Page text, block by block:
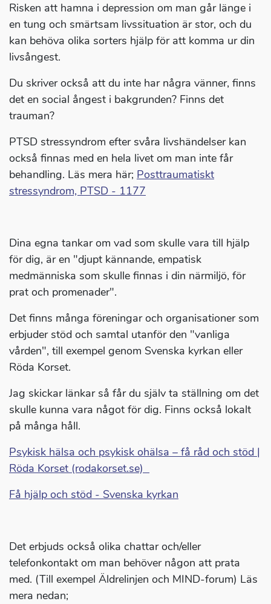
Risken att hamna i depression om man går länge i
en tung och smärtsam livssituation är stor, och du
kan behöva olika sorters hjälp för att komma ur din
livsångest.
Du skriver också att du inte har några vänner, finns
det en social ångest i bakgrunden? Finns det
trauman?
PTSD stressyndrom efter svåra livshändelser kan
också finnas med en hela livet om man inte får
behandling. Läs mera här; Posttraumatiskt
stressyndrom, PTSD - 1177
Dina egna tankar om vad som skulle vara till hjälp
för dig, är en "djupt kännande, empatisk
medmänniska som skulle finnas i din närmiljö, för
prat och promenader".
Det finns många föreningar och organisationer som
erbjuder stöd och samtal utanför den "vanliga
vården", till exempel genom Svenska kyrkan eller
Röda Korset.
Jag skickar länkar så får du själv ta ställning om det
skulle kunna vara något för dig. Finns också lokalt
på många håll.
Psykisk hälsa och psykisk ohälsa – få råd och stöd |
Röda Korset (rodakorset.se)
Få hjälp och stöd - Svenska kyrkan
Det erbjuds också olika chattar och/eller
telefonkontakt om man behöver någon att prata
med. (Till exempel Äldrelinjen och MIND-forum) Läs
mera nedan;